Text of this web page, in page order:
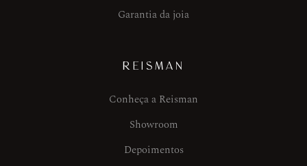
Garantia da joia
REISMAN
Conheça a Reisman
Showroom
Depoimentos